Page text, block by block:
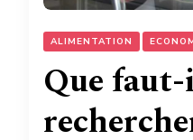
ALIMENTATION
Que